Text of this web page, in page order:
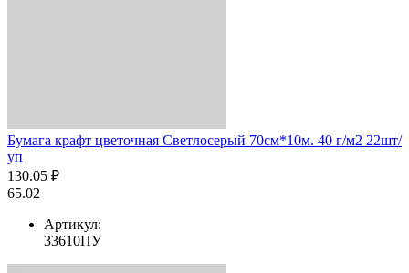
Бумага крафт цветочная Светлосерый 70см*10м. 40 г/м2 22шт/
уп
130.05 ₽
65.02
Артикул:
33610ПУ